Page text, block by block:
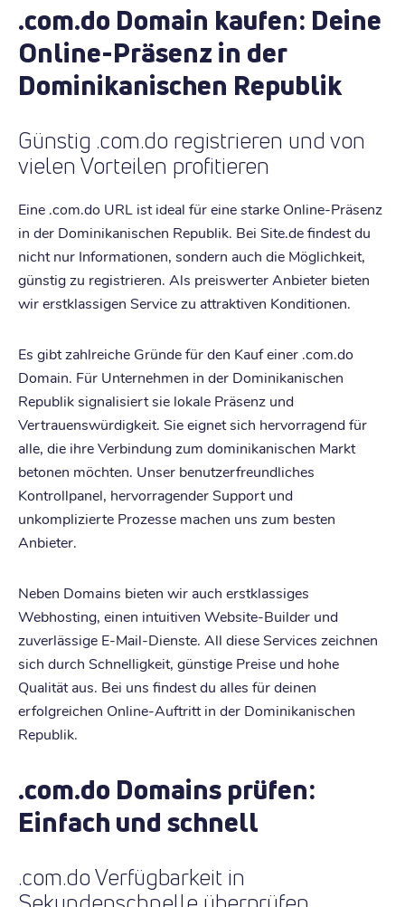
.com.do Domain kaufen: Deine
Online-Präsenz in der
Dominikanischen Republik
Günstig .com.do registrieren und von
vielen Vorteilen profitieren
Eine .com.do URL ist ideal für eine starke Online-Präsenz
in der Dominikanischen Republik. Bei Site.de findest du
nicht nur Informationen, sondern auch die Möglichkeit,
günstig zu registrieren. Als preiswerter Anbieter bieten
wir erstklassigen Service zu attraktiven Konditionen.
Es gibt zahlreiche Gründe für den Kauf einer .com.do
Domain. Für Unternehmen in der Dominikanischen
Republik signalisiert sie lokale Präsenz und
Vertrauenswürdigkeit. Sie eignet sich hervorragend für
alle, die ihre Verbindung zum dominikanischen Markt
betonen möchten. Unser benutzerfreundliches
Kontrollpanel, hervorragender Support und
unkomplizierte Prozesse machen uns zum besten
Anbieter.
Neben Domains bieten wir auch erstklassiges
Webhosting, einen intuitiven Website-Builder und
zuverlässige E-Mail-Dienste. All diese Services zeichnen
sich durch Schnelligkeit, günstige Preise und hohe
Qualität aus. Bei uns findest du alles für deinen
erfolgreichen Online-Auftritt in der Dominikanischen
Republik.
.com.do Domains prüfen:
Einfach und schnell
.com.do Verfügbarkeit in